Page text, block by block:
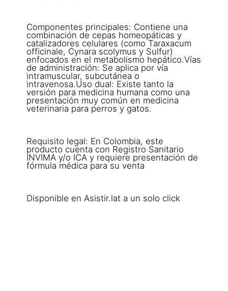
Componentes principales: Contiene una
combinación de cepas homeopáticas y
catalizadores celulares (como Taraxacum
officinale, Cynara scolymus y Sulfur)
enfocados en el metabolismo hepático.Vías
de administración: Se aplica por vía
intramuscular, subcutánea o
intravenosa.Uso dual: Existe tanto la
versión para medicina humana como una
presentación muy común en medicina
veterinaria para perros y gatos.
Requisito legal: En Colombia, este
producto cuenta con Registro Sanitario
INVIMA y/o ICA y requiere presentación de
fórmula médica para su venta
Disponible en Asistir.lat a un solo click